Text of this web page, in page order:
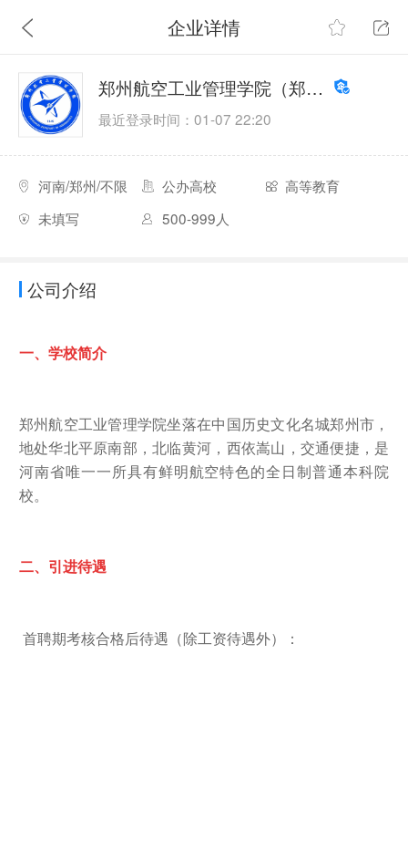
企业详情
郑州航空工业管理学院（郑州航空航天大学筹）
最近登录时间：01-07 22:20
河南/郑州/不限 公办高校
高等教育
未填写
500-999人
公司介绍
一、学校简介
郑州航空工业管理学院坐落在中国历史文化名城郑州市，
地处华北平原南部，北临黄河，西依嵩山，交通便捷，是
河南省唯一一所具有鲜明航空特色的全日制普通本科院
校。
二、引进待遇
首聘期考核合格后待遇（除工资待遇外）：